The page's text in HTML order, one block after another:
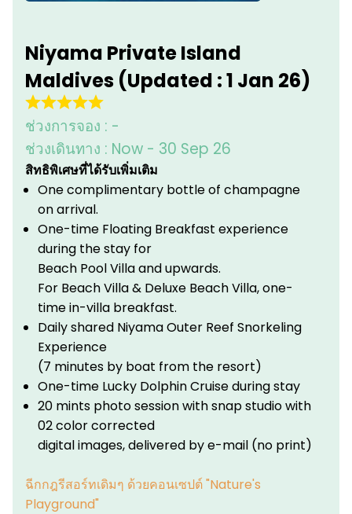
Niyama Private Island
Maldives (Updated : 1 Jan 26)
ช่วงการจอง : -
ช่วงเดินทาง : Now - 30 Sep 26
สิทธิพิเศษที่ได้รับเพิ่มเติม
One complimentary bottle of champagne
on arrival.
One-time Floating Breakfast experience
during the stay for
Beach Pool Villa and upwards.
For Beach Villa & Deluxe Beach Villa, one-
time in-villa breakfast.
Daily shared Niyama Outer Reef Snorkeling
Experience
(7 minutes by boat from the resort)
One-time Lucky Dolphin Cruise during stay
20 mints photo session with snap studio with
02 color corrected
digital images, delivered by e-mail (no print)
ฉีกกฎรีสอร์ทเดิมๆ ด้วยคอนเซปต์ "Nature's
Playground"